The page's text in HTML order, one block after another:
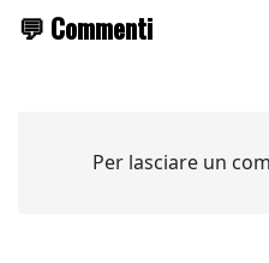
💬 Commenti